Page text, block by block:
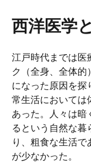
西洋医学
江戸時代までは医
ク（全身、全体
になった原因を探
常生活においては
あった。人々は暗
るという自然な
り、粗食な生活
が少なかった。